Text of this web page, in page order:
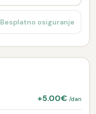
Besplatno osiguranje
+5.00€ /dan